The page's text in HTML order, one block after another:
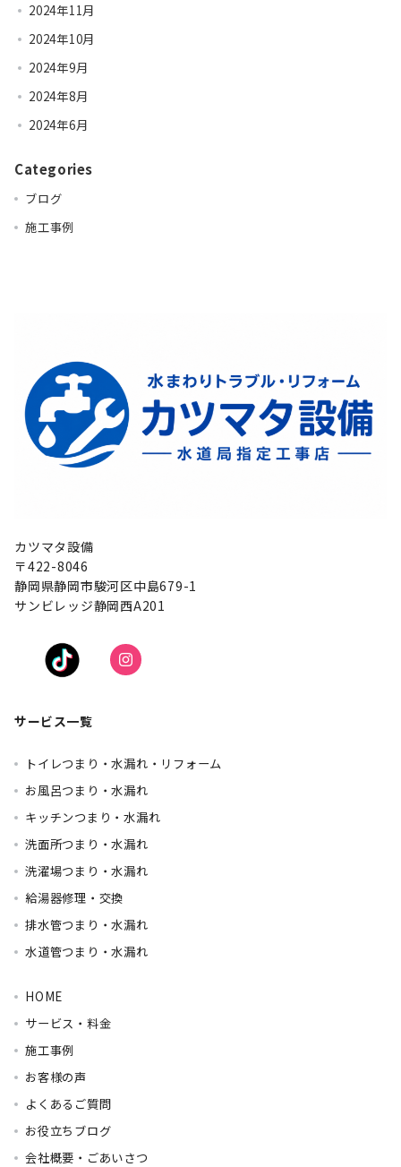
2024年11月
2024年10月
2024年9月
2024年8月
2024年6月
Categories
ブログ
施工事例
カツマタ設備
〒422-8046
静岡県静岡市駿河区中島679-1
サンビレッジ静岡西A201
サービス一覧
トイレつまり・水漏れ・リフォーム
お風呂つまり・水漏れ
キッチンつまり・水漏れ
洗面所つまり・水漏れ
洗濯場つまり・水漏れ
給湯器修理・交換
排水管つまり・水漏れ
水道管つまり・水漏れ
HOME
サービス・料金
施工事例
お客様の声
よくあるご質問
お役立ちブログ
会社概要・ごあいさつ